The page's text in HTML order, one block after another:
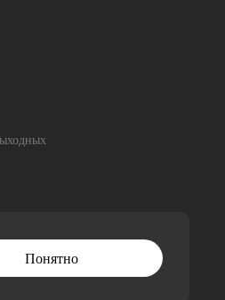
Понятно